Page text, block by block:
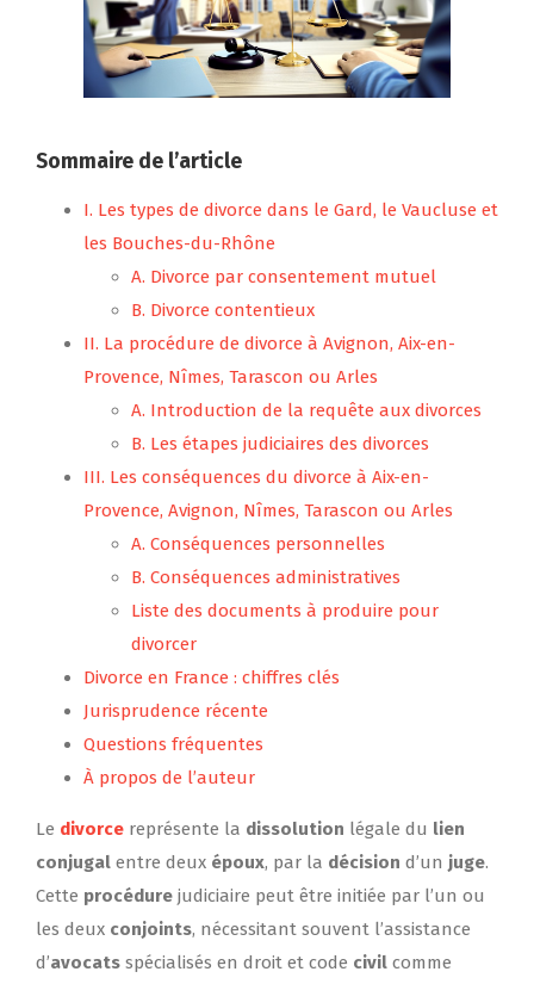
Sommaire de l’article
I. Les types de divorce dans le Gard, le Vaucluse et
les Bouches-du-Rhône
A. Divorce par consentement mutuel
B. Divorce contentieux
II. La procédure de divorce à Avignon, Aix-en-
Provence, Nîmes, Tarascon ou Arles
A. Introduction de la requête aux divorces
B. Les étapes judiciaires des divorces
III. Les conséquences du divorce à Aix-en-
Provence, Avignon, Nîmes, Tarascon ou Arles
A. Conséquences personnelles
B. Conséquences administratives
Liste des documents à produire pour
divorcer
Divorce en France : chiffres clés
Jurisprudence récente
Questions fréquentes
À propos de l’auteur
Le divorce représente la dissolution légale du lien
conjugal entre deux époux, par la décision d’un juge.
Cette procédure judiciaire peut être initiée par l’un ou
les deux conjoints, nécessitant souvent l’assistance
d’avocats spécialisés en droit et code civil comme